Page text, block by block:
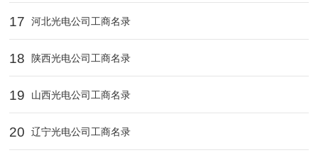
17 河北光电公司工商名录
18 陕西光电公司工商名录
19 山西光电公司工商名录
20 辽宁光电公司工商名录